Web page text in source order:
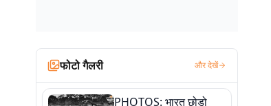
फोटो गैलरी और देखें
PHOTOS: भारत छोड़ो